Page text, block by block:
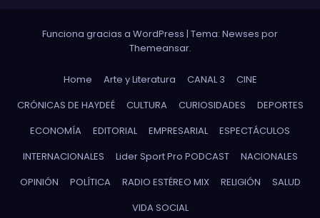
Funciona gracias a WordPress | Tema: Newses por
Themeansar.
Home Arte y Literatura CANAL 3
CINE
CRÓNICAS DE HAYDEÉ
CULTURA CURIOSIDADES
DEPORTES
ECONOMÍA
EDITORIAL EMPRESARIAL
ESPECTÁCULOS
INTERNACIONALES
Lider Sport Pro PODCAST
NACIONALES
OPINIÓN
POLÍTICA RADIO ESTÉREO MIX RELIGIÓN
SALUD
VIDA SOCIAL